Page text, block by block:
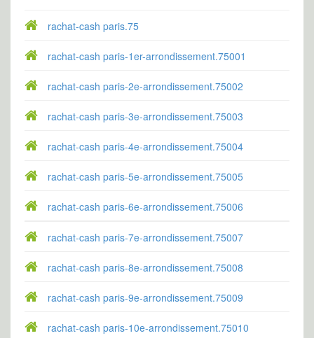
rachat-cash paris.75
rachat-cash paris-1er-arrondissement.75001
rachat-cash paris-2e-arrondissement.75002
rachat-cash paris-3e-arrondissement.75003
rachat-cash paris-4e-arrondissement.75004
rachat-cash paris-5e-arrondissement.75005
rachat-cash paris-6e-arrondissement.75006
rachat-cash paris-7e-arrondissement.75007
rachat-cash paris-8e-arrondissement.75008
rachat-cash paris-9e-arrondissement.75009
rachat-cash paris-10e-arrondissement.75010